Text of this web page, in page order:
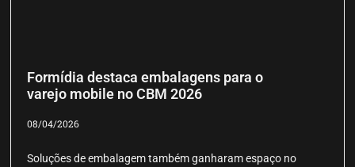
Formídia destaca embalagens para o
varejo mobile no CBM 2026
08/04/2026
Soluções de embalagem também ganharam espaço no